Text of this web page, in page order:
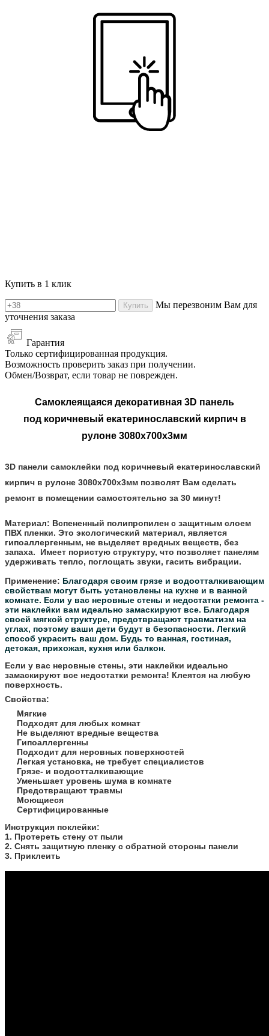
Купить в 1 клик
Купить
Мы перезвоним Вам для
уточнения заказа
Гарантия
Только сертифицированная продукция.
Возможность проверить заказ при получении.
Обмен/Возврат, если товар не поврежден.
Самоклеящаяся декоративная 3D панель
под коричневый екатеринославский кирпич в
рулоне 3080x700x3мм
3D панели самоклейки под коричневый екатеринославский
кирпич в рулоне 3080x700x3мм позволят Вам сделать
ремонт в помещении самостоятельно за 30 минут!
Материал: Вспененный полипропилен с защитным слоем
ПВХ пленки. Это экологический материал, является
гипоаллергенным, не выделяет вредных веществ, без
запаха. Имеет пористую структуру, что позволяет панелям
удерживать тепло, поглощать звуки, гасить вибрации.
Применение: Благодаря своим грязе и водоотталкивающим
свойствам могут быть установлены на кухне и в ванной
комнате. Если у вас неровные стены и недостатки ремонта -
эти наклейки вам идеально замаскируют все. Благодаря
своей мягкой структуре, предотвращают травматизм на
углах, поэтому ваши дети будут в безопасности. Легкий
способ украсить ваш дом. Будь то ванная, гостиная,
детская, прихожая, кухня или балкон.
Если у вас неровные стены, эти наклейки идеально
замаскируют все недостатки ремонта! Клеятся на любую
поверхность.
Свойства:
Мягкие
Подходят для любых комнат
Не выделяют вредные вещества
Гипоаллергенны
Подходит для неровных поверхностей
Легкая установка, не требует специалистов
Грязе- и водоотталкивающие
Уменьшает уровень шума в комнате
Предотвращают травмы
Моющиеся
Сертифицированные
​Инструкция поклейки:
1. Протереть стену от пыли
2. Снять защитную пленку с обратной стороны панели
3. Приклеить